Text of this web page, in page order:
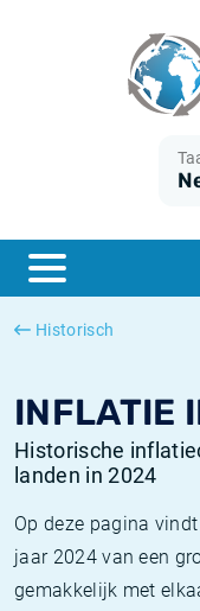
Historisch
INFLATIE
Historische
landen in 2024
Op deze pagina
jaar 2024 van een
gemakkelijk met
ESTER
SONIA
Wat is CPI inflatie?
Wat is HICP inflatie?
Nederlandse inflatie -
Amerikaanse inflatie -
Euribor historie
SOFR historie
TONAR historie
Inflatiecalculator